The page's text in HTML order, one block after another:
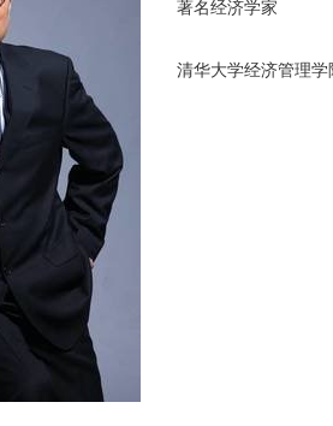
著名经济学家
清华大学经济管理